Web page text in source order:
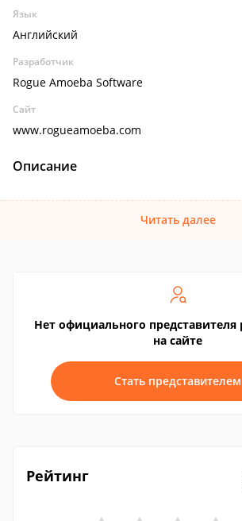
Язык
Английский
Разработчик
Rogue Amoeba Software
Сайт
www.rogueamoeba.com
Описание
Читать далее
Нет официального представителя
на сайте
Стать представителем
Рейтинг